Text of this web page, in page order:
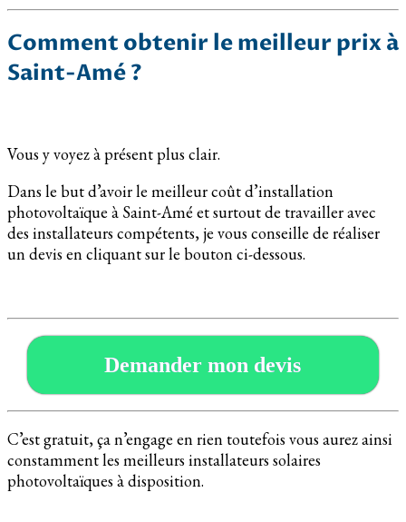
Comment obtenir le meilleur prix à
Saint-Amé ?
Vous y voyez à présent plus clair.
Dans le but d’avoir le meilleur coût d’installation
photovoltaïque à Saint-Amé et surtout de travailler avec
des installateurs compétents, je vous conseille de réaliser
un devis en cliquant sur le bouton ci-dessous.
Demander mon devis
C’est gratuit, ça n’engage en rien toutefois vous aurez ainsi
constamment les meilleurs installateurs solaires
photovoltaïques à disposition.